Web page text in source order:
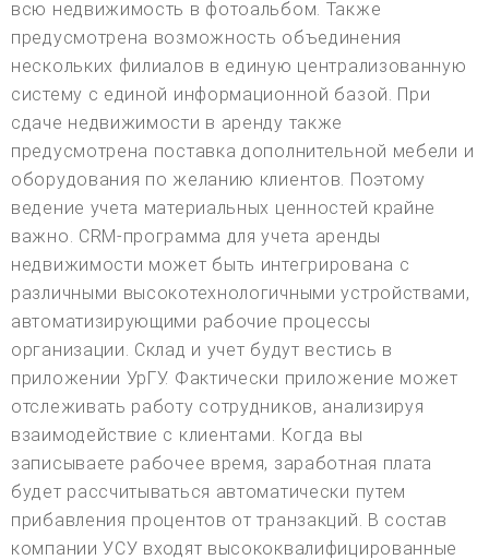
всю недвижимость в фотоальбом. Также
предусмотрена возможность объединения
нескольких филиалов в единую централизованную
систему с единой информационной базой. При
сдаче недвижимости в аренду также
предусмотрена поставка дополнительной мебели и
оборудования по желанию клиентов. Поэтому
ведение учета материальных ценностей крайне
важно. CRM-программа для учета аренды
недвижимости может быть интегрирована с
различными высокотехнологичными устройствами,
автоматизирующими рабочие процессы
организации. Склад и учет будут вестись в
приложении УрГУ. Фактически приложение может
отслеживать работу сотрудников, анализируя
взаимодействие с клиентами. Когда вы
записываете рабочее время, заработная плата
будет рассчитываться автоматически путем
прибавления процентов от транзакций. В состав
компании УСУ входят высококвалифицированные